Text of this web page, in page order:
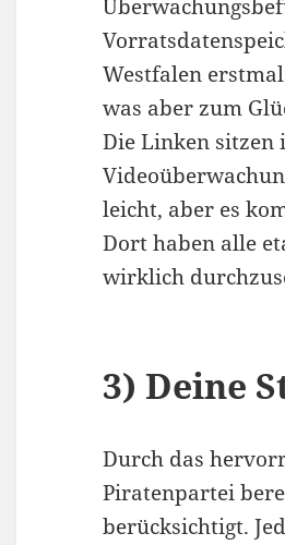
Westfalen
was aber zum
Die Linken sitzen
leicht, aber es
Dort haben alle
wirklich
3) Deine
Durch das
Piratenpartei
berücksichtigt.